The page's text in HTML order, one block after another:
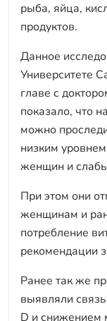
рыба, яйца,
продуктов.
Данное
Университете
главе с
показало, что
можно
низким
женщин и
При этом они
женщинам и
потребление
рекомендации
Ранее так же
выявляли
D и снижением